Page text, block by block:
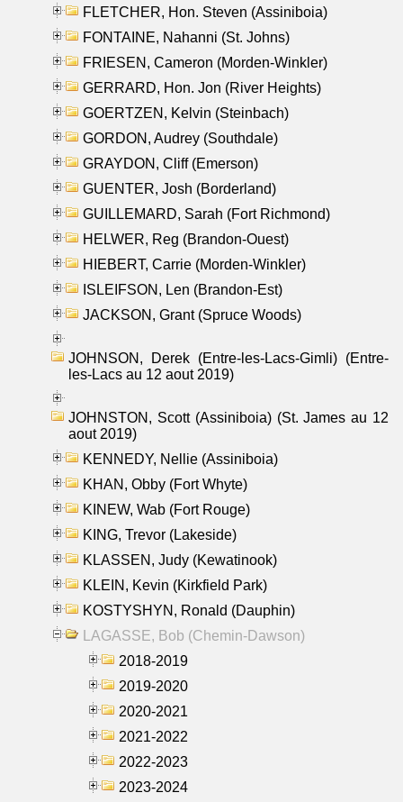
FLETCHER, Hon. Steven (Assiniboia)
FONTAINE, Nahanni (St. Johns)
FRIESEN, Cameron (Morden-Winkler)
GERRARD, Hon. Jon (River Heights)
GOERTZEN, Kelvin (Steinbach)
GORDON, Audrey (Southdale)
GRAYDON, Cliff (Emerson)
GUENTER, Josh (Borderland)
GUILLEMARD, Sarah (Fort Richmond)
HELWER, Reg (Brandon-Ouest)
HIEBERT, Carrie (Morden-Winkler)
ISLEIFSON, Len (Brandon-Est)
JACKSON, Grant (Spruce Woods)
JOHNSON, Derek (Entre-les-Lacs-Gimli) (Entre-
les-Lacs au 12 aout 2019)
JOHNSTON, Scott (Assiniboia) (St. James au 12
aout 2019)
KENNEDY, Nellie (Assiniboia)
KHAN, Obby (Fort Whyte)
KINEW, Wab (Fort Rouge)
KING, Trevor (Lakeside)
KLASSEN, Judy (Kewatinook)
KLEIN, Kevin (Kirkfield Park)
KOSTYSHYN, Ronald (Dauphin)
LAGASSE, Bob (Chemin-Dawson)
2018-2019
2019-2020
2020-2021
2021-2022
2022-2023
2023-2024